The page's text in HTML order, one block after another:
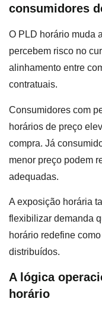
consumidores
O PLD horário muda
percebem risco no
alinhamento entre
contratuais.
Consumidores com
horários de preço
compra. Já
menor preço podem
adequadas.
A exposição horária
flexibilizar demanda
horário redefine
distribuídos.
A lógica
horário